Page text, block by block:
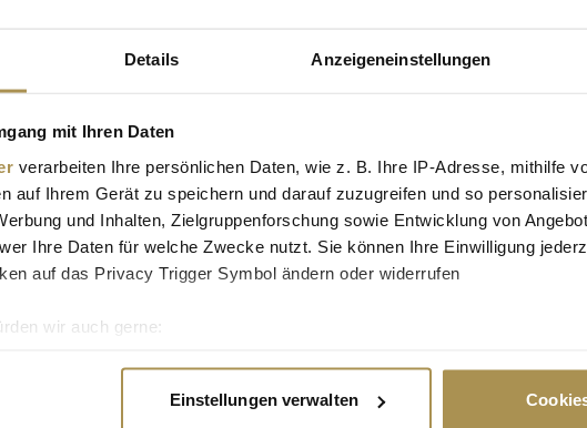
Details Anzeigeneinstellungen
mit Ihren Daten
verarbeiten Ihre persönlichen Daten, wie z. B. Ihre IP-Adresse, mithilfe
auf Ihrem Gerät zu speichern und darauf zuzugreifen und so
und Inhalten, Zielgruppenforschung sowie Entwicklung von
Ihre Daten für welche Zwecke nutzt. Sie können Ihre Einwilligung
auf das Privacy Trigger Symbol ändern oder widerrufen
wir auch gerne:
wie Ihre persönlichen Daten verarbeitet werden, und legen Sie Ihre
Einstellungen verwalten
Advertisement